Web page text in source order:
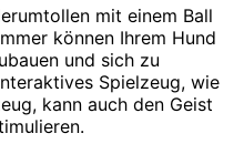
mit einem Ball
können Ihrem Hund
und sich zu
Spielzeug, wie
kann auch den Geist